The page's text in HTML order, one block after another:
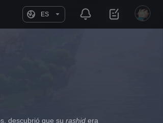
ES
descubrió que su rashid era